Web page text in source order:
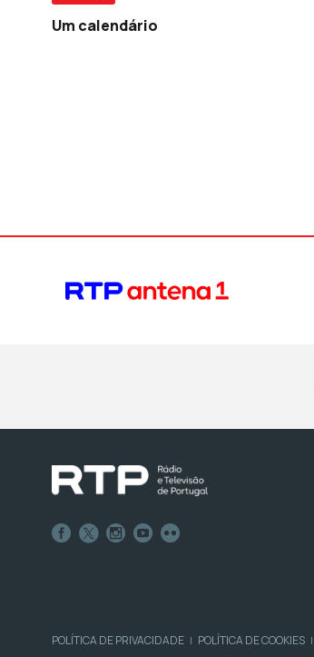
Um calendário
POLÍTICA DE PRIVACIDADE | POLÍTICA DE COOKIES |